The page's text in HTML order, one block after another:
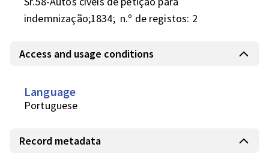
indemnização;1834;  n.º de registos: 2
Access and usage conditions
Language
Portuguese
Record metadata